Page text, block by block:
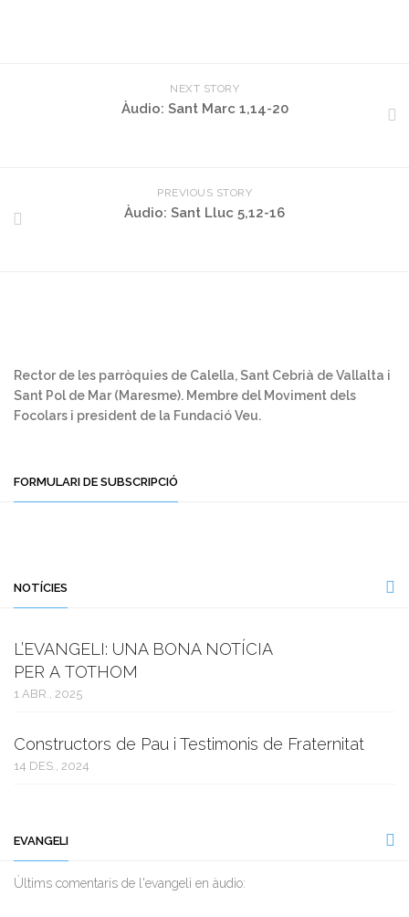
NEXT STORY
Àudio: Sant Marc 1,14-20
PREVIOUS STORY
Àudio: Sant Lluc 5,12-16
Rector de les parròquies de Calella, Sant Cebrià de Vallalta i
Sant Pol de Mar (Maresme). Membre del Moviment dels
Focolars i president de la Fundació Veu.
FORMULARI DE SUBSCRIPCIÓ
NOTÍCIES
L’EVANGELI: UNA BONA NOTÍCIA
PER A TOTHOM
1 ABR., 2025
Constructors de Pau i Testimonis de Fraternitat
14 DES., 2024
EVANGELI
Ùltims comentaris de l'evangeli en àudio: